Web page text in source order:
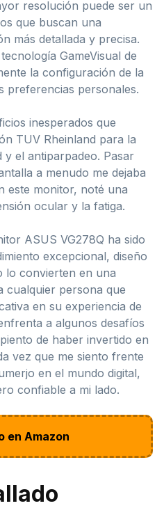
resolución puede ser un
que buscan una
más detallada y precisa.
GameVisual de
la configuración de la
preferencias personales.
inesperados que
TUV Rheinland para la
y el antiparpadeo. Pasar
a menudo me dejaba
este monitor, noté una
ocular y la fatiga.
ASUS VG278Q ha sido
excepcional, diseño
lo convierten en una
cualquier persona que
en su experiencia de
a algunos desafíos
de haber invertido en
vez que me siento frente
en el mundo digital,
confiable a mi lado.
en Amazon